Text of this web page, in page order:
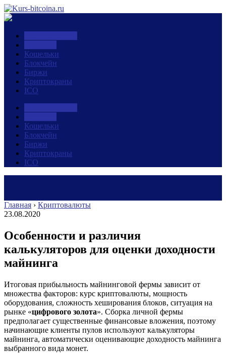
Кошельки
Блокчейн
Биржи
Криптокраны
ICO
Кошельки
Блокчейн
Биржи
Криптокраны
ICO
Главная › Криптовалюты
23.08.2020
Особенности и различия
калькуляторов для оценки доходности
майнинга
Итоговая прибыльность майнинговой фермы зависит от
множества факторов: курс криптовалюты, мощность
оборудования, сложность хеширования блоков, ситуация на
рынке «цифрового золота». Сборка личной фермы
предполагает существенные финансовые вложения, поэтому
начинающие клиенты пулов используют калькуляторы
майнинга, автоматически оценивающие доходность майнинга
выбранного вида монет.